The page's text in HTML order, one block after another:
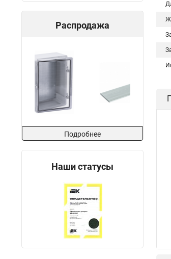
Распродажа
Подробнее
Наши статусы